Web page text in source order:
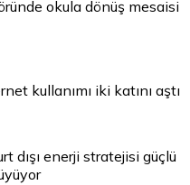
okula dönüş mesaisi
kullanımı iki katını aştı
dışı enerji stratejisi güçlü